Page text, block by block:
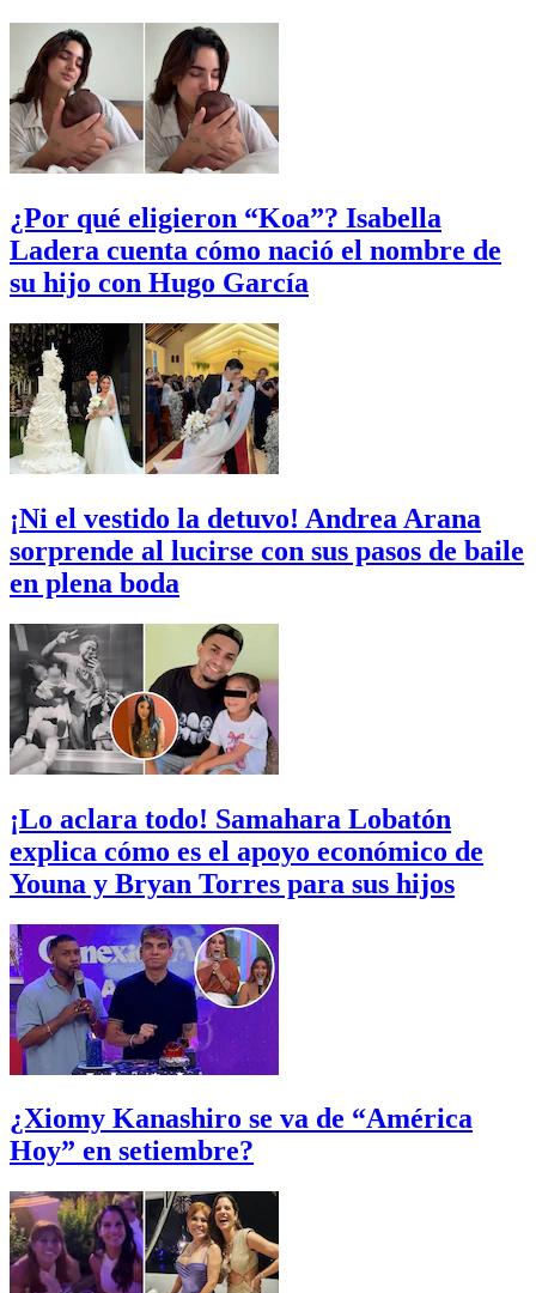
¿Por qué eligieron “Koa”? Isabella
Ladera cuenta cómo nació el nombre de
su hijo con Hugo García
¡Ni el vestido la detuvo! Andrea Arana
sorprende al lucirse con sus pasos de baile
en plena boda
¡Lo aclara todo! Samahara Lobatón
explica cómo es el apoyo económico de
Youna y Bryan Torres para sus hijos
¿Xiomy Kanashiro se va de “América
Hoy” en setiembre?